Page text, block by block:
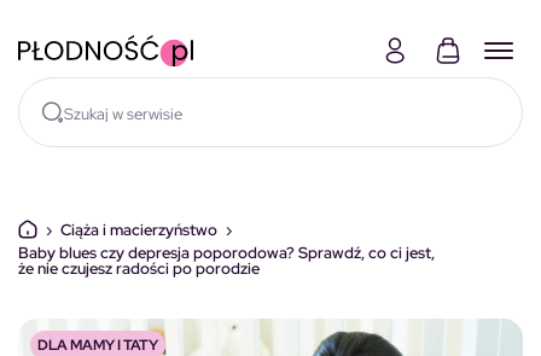
› Ciąża i macierzyństwo ›
Baby blues czy depresja poporodowa? Sprawdź, co ci jest,
że nie czujesz radości po porodzie
DLA MAMY I TATY